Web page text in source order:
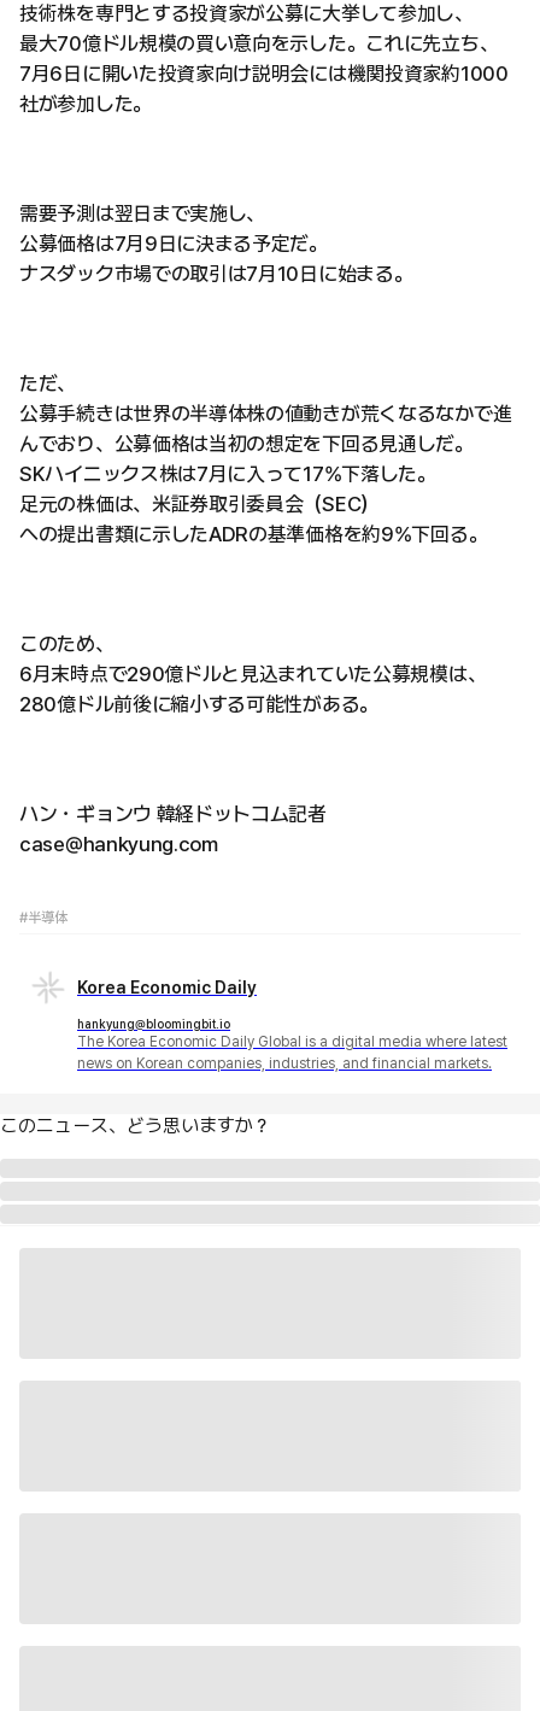
技術株を専門とする投資家が公募に大挙して参加し、
最大70億ドル規模の買い意向を示した。これに先立ち、
7月6日に開いた投資家向け説明会には機関投資家約1000
社が参加した。
需要予測は翌日まで実施し、
公募価格は7月9日に決まる予定だ。
ナスダック市場での取引は7月10日に始まる。
ただ、
公募手続きは世界の半導体株の値動きが荒くなるなかで進
んでおり、公募価格は当初の想定を下回る見通しだ。
SKハイニックス株は7月に入って17%下落した。
足元の株価は、米証券取引委員会（SEC）
への提出書類に示したADRの基準価格を約9%下回る。
このため、
6月末時点で290億ドルと見込まれていた公募規模は、
280億ドル前後に縮小する可能性がある。
ハン・ギョンウ 韓経ドットコム記者
case@hankyung.com
#半導体
Korea Economic Daily
hankyung@bloomingbit.io
The Korea Economic Daily Global is a digital media where latest
news on Korean companies, industries, and financial markets.
このニュース、どう思いますか？